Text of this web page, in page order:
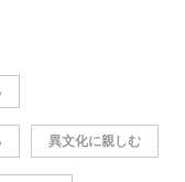
異文化に親しむ